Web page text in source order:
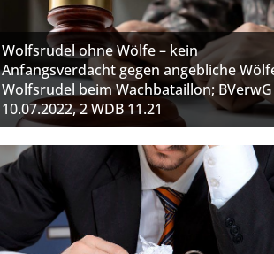
Wolfsrudel ohne Wölfe – kein
Anfangsverdacht gegen angebliche
Wolfsrudel beim Wachbataillon; BVerwG
10.07.2022, 2 WDB 11.21